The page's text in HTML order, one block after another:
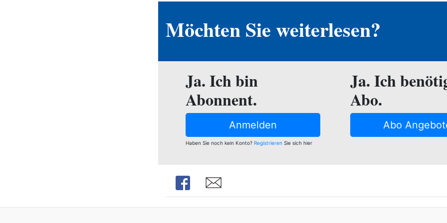
Möchten Sie weiterlesen?
Ja. Ich bin
Abonnent.
Anmelden
Haben Sie noch kein Konto?Registrieren Sie sich hier
Ja. Ich
Abo.
Abo
Share Share